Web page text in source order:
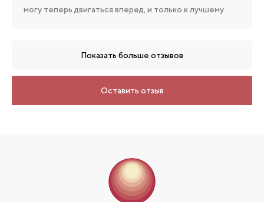
могу теперь двигаться вперед, и только к лучшему.
Оставить отзыв
Показать больше отзывов